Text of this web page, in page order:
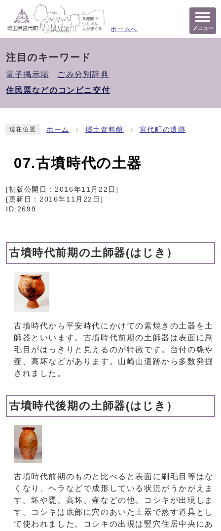
ホームへ メニュー
注目のキーワード
電子掲示場
ごみ分別辞典
住民票などのコンビニ交付
現在位置 ホーム 郷土資料館 宮代町の遺跡
07.古墳時代の土器
[初版公開日：2016年11月22日 ]
[更新日： 2016年11月22日 ]
ID:2699
古墳時代前期の土師器(はじき）
古墳時代から平安時代にかけての素焼きの土器を土
師器といいます。古墳時代前期の土師器は表面に刷
毛目がはっきりと見えるのが特徴です。台付の甕や
壷、高坏などがあります。山崎山遺跡から多数発掘
されました。
古墳時代後期の土師器(はじき）
古墳時代前期のものと比べると表面に刷毛目等はな
くなり、ヘラなどで成形している状況がうかがえま
す。坏や甕、高坏、壷などの他、コシキが出現しま
す。コシキは底部に穴のあいた土器で蒸す道具とし
て使われました。コシキの出現は竪穴住居中央にあ